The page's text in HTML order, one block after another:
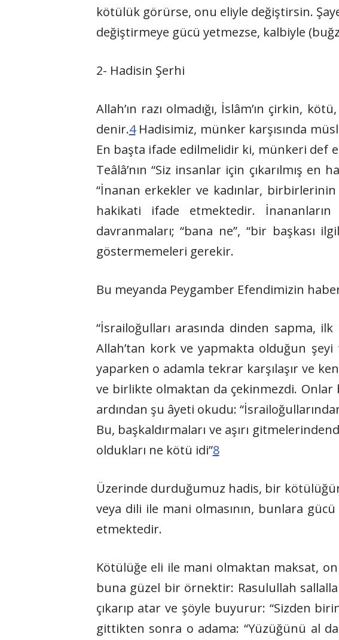
kötülük görürse, onu eliyle değiştirsin.
değiştirmeye gücü yetmezse, kalbiyle
2- Hadisin Şerhi
Allah’ın razı olmadığı, İslâm’ın çirkin,
denir.4Hadisimiz, münker karşısında
En başta ifade edilmelidir ki, münkeri def
Teâlâ’nın “Siz insanlar için çıkarılmış
“İnanan erkekler ve kadınlar,
hakikati ifade etmektedir.
davranmaları; “bana ne”, “bir başkası
göstermemeleri gerekir.
Bu meyanda Peygamber Efendimizin
“İsrailoğulları arasında dinden sapma,
Allah’tan kork ve yapmakta olduğun
yaparken o adamla tekrar karşılaşır ve
ve birlikte olmaktan da çekinmezdi. Onlar
ardından şu âyeti okudu:
Bu, başkaldırmaları ve aşırı
oldukları ne kötü idi”8
Üzerinde durduğumuz hadis, bir
veya dili ile mani olmasının, bunlara
etmektedir.
Kötülüğe eli ile mani olmaktan maksat,
buna güzel bir örnektir: Rasulullah
çıkarıp atar ve şöyle buyurur: “Sizden
gittikten sonra o adama: “Yüzüğünü al